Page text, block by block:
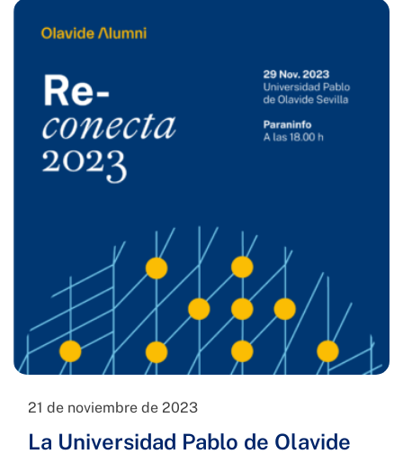
21 de noviembre de 2023
La Universidad Pablo de Olavide